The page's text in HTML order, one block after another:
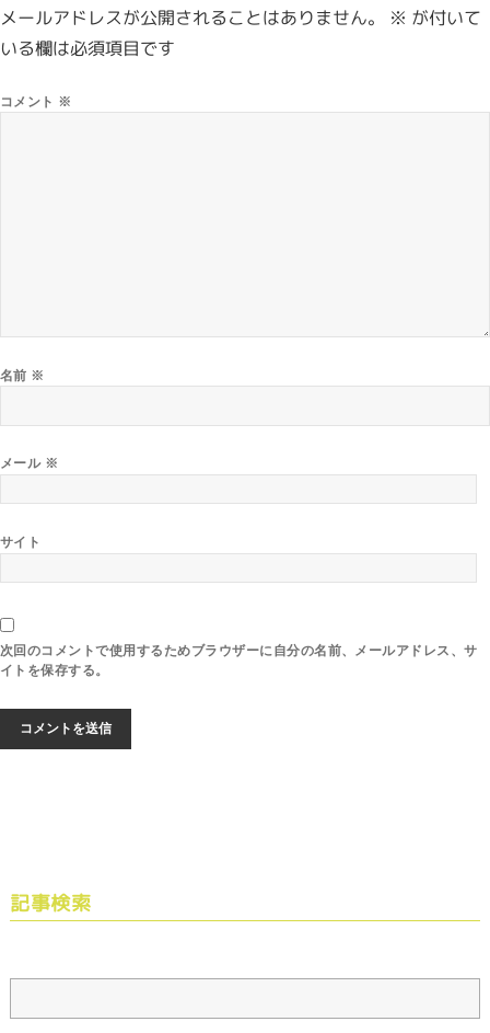
メールアドレスが公開されることはありません。 ※ が付いて
いる欄は必須項目です
コメント ※
名前 ※
メール ※
サイト
次回のコメントで使用するためブラウザーに自分の名前、メールアドレス、サ
イトを保存する。
記事検索